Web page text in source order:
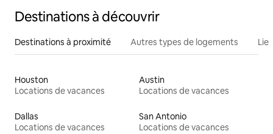
Destinations à découvrir
Destinations à proximité Autres types de logements
Houston
Locations de vacances
Austin
Locations de vacances
Dallas
Locations de vacances
San Antonio
Locations de vacances